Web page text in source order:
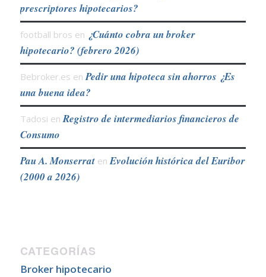
prescriptores hipotecarios?
football bros en ¿Cuánto cobra un broker
hipotecario? (febrero 2026)
Bebroker.es en Pedir una hipoteca sin ahorros ¿Es
una buena idea?
Tadosi en Registro de intermediarios financieros de
Consumo
Pau A. Monserraten Evolución histórica del Euribor
(2000 a 2026)
CATEGORÍAS
Broker hipotecario